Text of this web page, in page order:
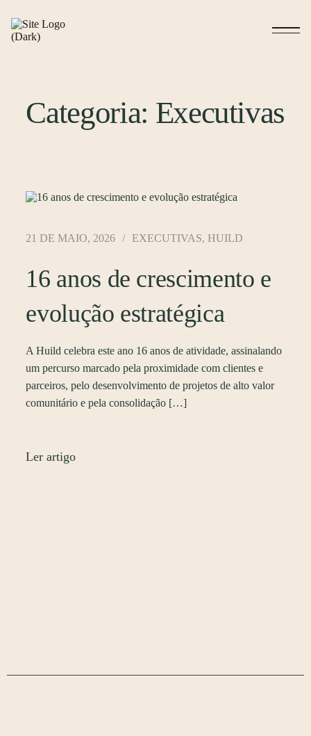
Categoria: Executivas
21 DE MAIO, 2026 EXECUTIVAS,HUILD
16 anos de crescimento e
evolução estratégica
A Huild celebra este ano 16 anos de atividade, assinalando
um percurso marcado pela proximidade com clientes e
parceiros, pelo desenvolvimento de projetos de alto valor
comunitário e pela consolidação […]
Ler artigo